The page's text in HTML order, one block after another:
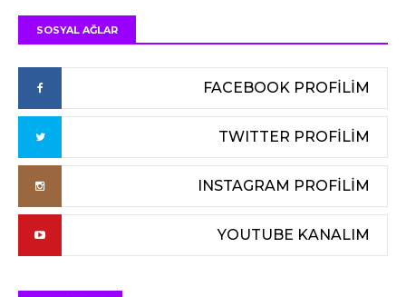
SOSYAL AĞLAR
FACEBOOK PROFİLİM
TWITTER PROFİLİM
INSTAGRAM PROFİLİM
YOUTUBE KANALIM